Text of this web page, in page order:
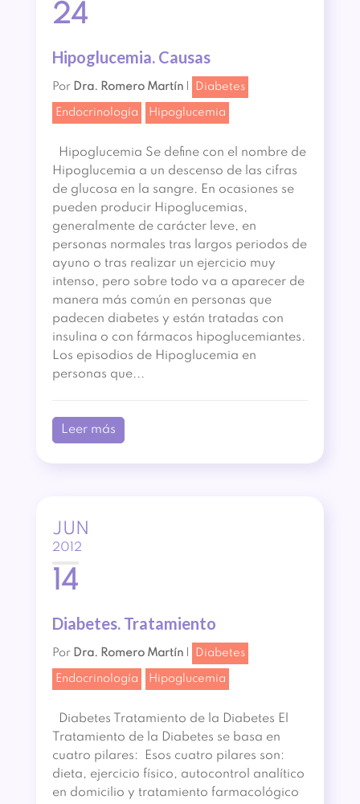
24
Hipoglucemia. Causas
Por Dra. Romero Martín| Diabetes
Endocrinología Hipoglucemia
Hipoglucemia Se define con el nombre de
Hipoglucemia a un descenso de las cifras
de glucosa en la sangre. En ocasiones se
pueden producir Hipoglucemias,
generalmente de carácter leve, en
personas normales tras largos periodos de
ayuno o tras realizar un ejercicio muy
intenso, pero sobre todo va a aparecer de
manera más común en personas que
padecen diabetes y están tratadas con
insulina o con fármacos hipoglucemiantes.
Los episodios de Hipoglucemia en
personas que...
Leer más
JUN
2012
14
Diabetes. Tratamiento
Por Dra. Romero Martín| Diabetes
Endocrinología Hipoglucemia
Diabetes Tratamiento de la Diabetes El
Tratamiento de la Diabetes se basa en
cuatro pilares: Esos cuatro pilares son:
dieta, ejercicio físico, autocontrol analítico
en domicilio y tratamiento farmacológico